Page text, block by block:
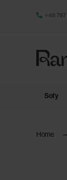
+48 787
Sofy
Home